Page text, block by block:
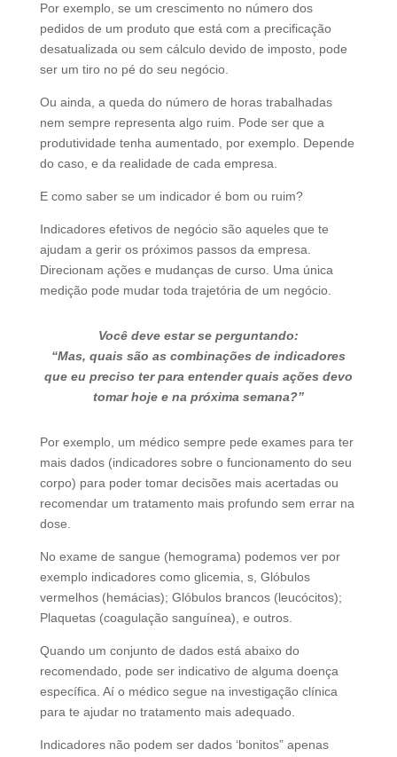
Por exemplo, se um crescimento no número dos
pedidos de um produto que está com a precificação
desatualizada ou sem cálculo devido de imposto, pode
ser um tiro no pé do seu negócio.
Ou ainda, a queda do número de horas trabalhadas
nem sempre representa algo ruim. Pode ser que a
produtividade tenha aumentado, por exemplo. Depende
do caso, e da realidade de cada empresa.
E como saber se um indicador é bom ou ruim?
Indicadores efetivos de negócio são aqueles que te
ajudam a gerir os próximos passos da empresa.
Direcionam ações e mudanças de curso. Uma única
medição pode mudar toda trajetória de um negócio.
Você deve estar se perguntando:
“Mas, quais são as combinações de indicadores
que eu preciso ter para entender quais ações devo
tomar hoje e na próxima semana?”
Por exemplo, um médico sempre pede exames para ter
mais dados (indicadores sobre o funcionamento do seu
corpo) para poder tomar decisões mais acertadas ou
recomendar um tratamento mais profundo sem errar na
dose.
No exame de sangue (hemograma) podemos ver por
exemplo indicadores como glicemia, s, Glóbulos
vermelhos (hemácias); Glóbulos brancos (leucócitos);
Plaquetas (coagulação sanguínea), e outros.
Quando um conjunto de dados está abaixo do
recomendado, pode ser indicativo de alguma doença
específica. Aí o médico segue na investigação clínica
para te ajudar no tratamento mais adequado.
Indicadores não podem ser dados ‘bonitos” apenas